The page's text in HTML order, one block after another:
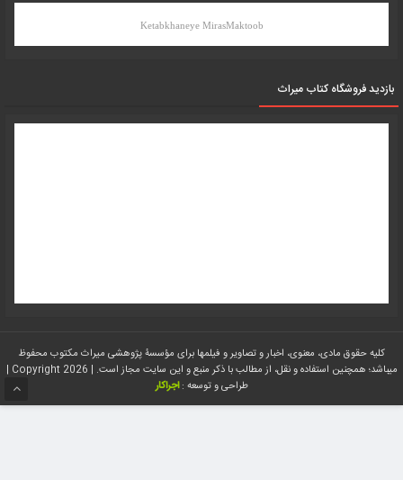
Ketabkhaneye MirasMaktoob
بازدید فروشگاه کتاب میراث
کلیه حقوق مادی، معنوی، اخبار و تصاویر و فیلمها برای مؤسسۀ پژوهشی میراث مکتوب محفوظ
میباشد؛ همچنین استفاده و نقل، از مطالب با ذکر منبع و این سایت مجاز است. | Copyright 2026 |
طراحی و توسعه : اجراکار